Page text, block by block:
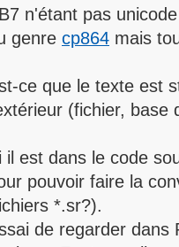
n'étant pas
genre cp864 mais
ce que le texte est
(fichier,
il est dans le code
pouvoir faire la
*.sr?).
de regarder dans